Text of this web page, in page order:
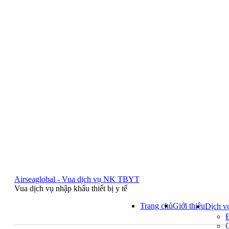
Airseaglobal - Vua dịch vụ NK TBYT
Vua dịch vụ nhập khẩu thiết bị y tế
Trang chủGiới thiệuDịch